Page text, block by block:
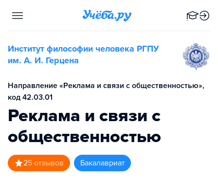
Институт философии человека РГПУ
им. А. И. Герцена
Направление «Реклама и связи с общественностью»,
код 42.03.01
Реклама и связи с
общественностью
25 отзывов бакалавриат